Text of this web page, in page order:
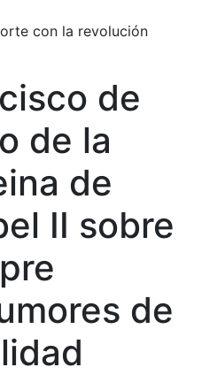
con la revolución
de
de la
de
II sobre
de